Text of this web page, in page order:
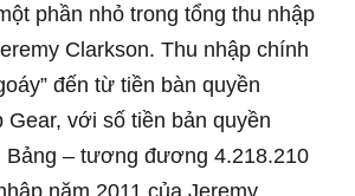
phần nhỏ trong tổng thu nhập
Clarkson. Thu nhập chính
đến từ tiền bàn quyền
Gear, với số tiền bản quyền
Bảng – tương đương 4.218.210
năm 2011 của Jeremy